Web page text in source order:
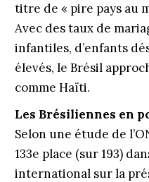
titre de « pire pays au
Avec des taux de
infantiles, d’enfants
élevés, le Brésil
comme Haïti.
Les Brésiliennes en
Selon une étude de
133e place (sur 193)
international sur la